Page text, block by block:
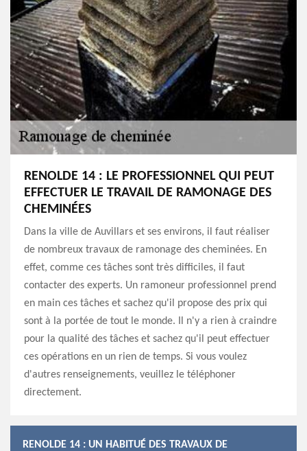
RENOLDE 14 : LE PROFESSIONNEL QUI PEUT
EFFECTUER LE TRAVAIL DE RAMONAGE DES
CHEMINÉES
Dans la ville de Auvillars et ses environs, il faut réaliser
de nombreux travaux de ramonage des cheminées. En
effet, comme ces tâches sont très difficiles, il faut
contacter des experts. Un ramoneur professionnel prend
en main ces tâches et sachez qu'il propose des prix qui
sont à la portée de tout le monde. Il n'y a rien à craindre
pour la qualité des tâches et sachez qu'il peut effectuer
ces opérations en un rien de temps. Si vous voulez
d'autres renseignements, veuillez le téléphoner
directement.
RENOLDE 14 : UN HABITUÉ DES TRAVAUX DE